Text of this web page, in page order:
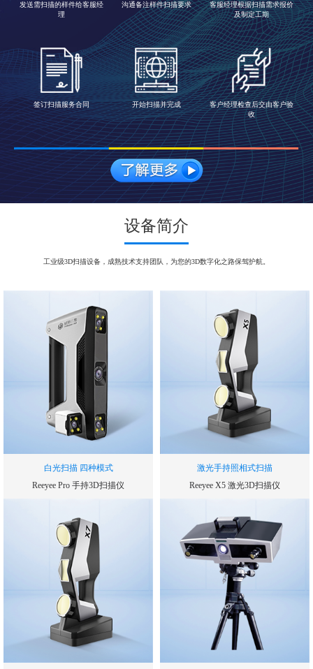
发送需扫描的样件给客服经
理
沟通备注样件扫描要求
客服经理根据扫描需求报价
及制定工期
签订扫描服务合同 开始扫描并完成
客户经理检查后交由客户验
收
设备简介
工业级3D扫描设备，成熟技术支持团队，为您的3D数字化之路保驾护航。
单幅扫描精度
0.05
mm
测量范围
210*150
白光扫描 四种模式
Reeyee Pro 手持3D扫描仪
测量精度
0.03mm
帧扫描区域
250*250
激光手持照相式扫描
Reeyee X5 激光3D扫描仪